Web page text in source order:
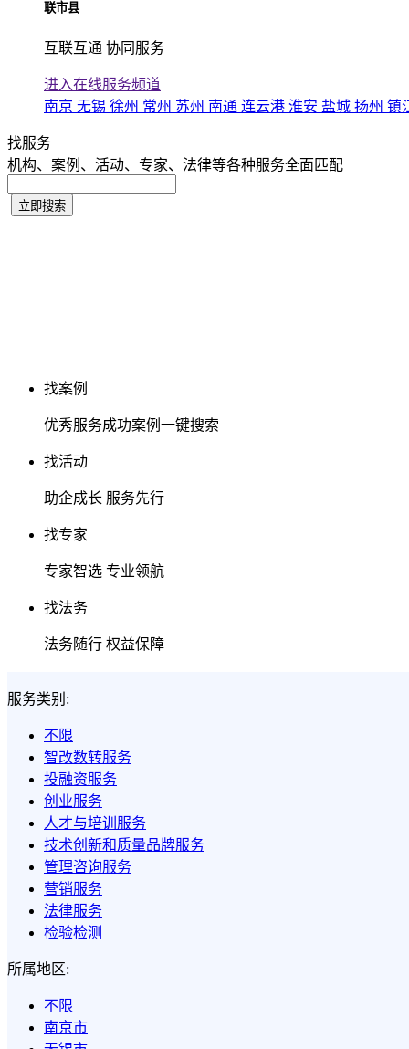
联市县
互联互通 协同服务
进入在线服务频道
南京 无锡 徐州 常州 苏州 南通 连云港 淮安 盐城 扬州 镇
找服务
机构、案例、活动、专家、法律等各种服务全面匹配
找案例
优秀服务成功案例一键搜索
找活动
助企成长 服务先行
找专家
专家智选 专业领航
找法务
法务随行 权益保障
服务类别:
不限
智改数转服务
投融资服务
创业服务
人才与培训服务
技术创新和质量品牌服务
管理咨询服务
营销服务
法律服务
检验检测
所属地区:
不限
南京市